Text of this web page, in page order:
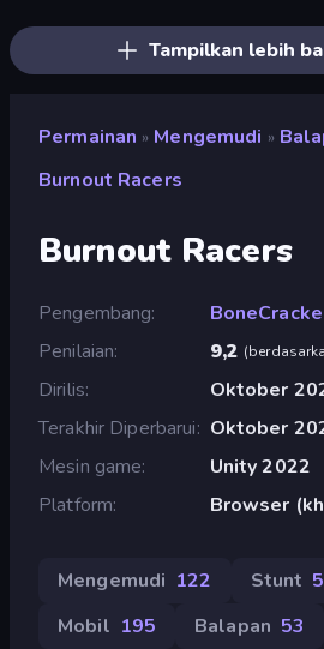
Tampilkan lebih
Permainan » Mengemudi »
Burnout Racers
Burnout Racers
Pengembang
Penilaian
9,2 (
Dirilis
Oktober
Terakhir Diperbarui
Oktober
Mesin game
Unity 2022
Platform
Browser
Mengemudi 122 Stunt
Mobil 195 Balapan 53